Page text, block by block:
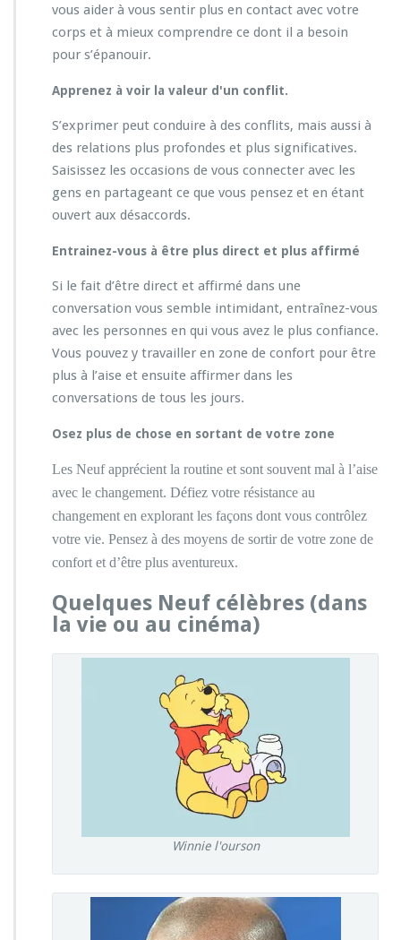
vous aider à vous sentir plus en contact avec votre
corps et à mieux comprendre ce dont il a besoin
pour s’épanouir.
Apprenez à voir la valeur d'un conflit.
S’exprimer peut conduire à des conflits, mais aussi à
des relations plus profondes et plus significatives.
Saisissez les occasions de vous connecter avec les
gens en partageant ce que vous pensez et en étant
ouvert aux désaccords.
Entrainez-vous à être plus direct et plus affirmé
Si le fait d’être direct et affirmé dans une
conversation vous semble intimidant, entraînez-vous
avec les personnes en qui vous avez le plus confiance.
Vous pouvez y travailler en zone de confort pour être
plus à l’aise et ensuite affirmer dans les
conversations de tous les jours.
Osez plus de chose en sortant de votre zone
Les Neuf apprécient la routine et sont souvent mal à l’aise
avec le changement. Défiez votre résistance au
changement en explorant les façons dont vous contrôlez
votre vie. Pensez à des moyens de sortir de votre zone de
confort et d’être plus aventureux.
Quelques Neuf célèbres (dans
la vie ou au cinéma)
Winnie l'ourson